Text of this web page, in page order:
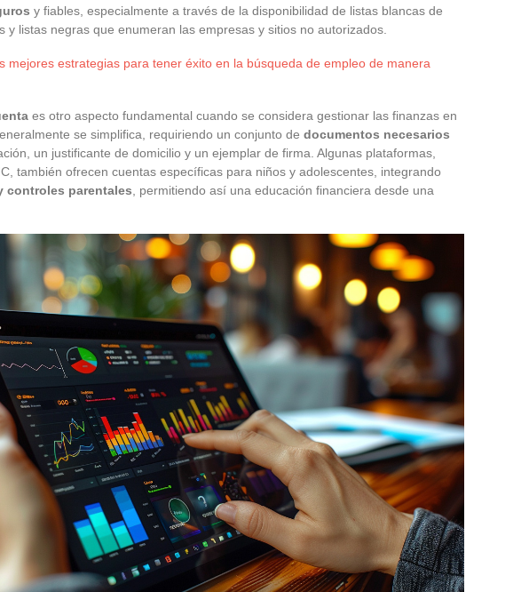
y fiables, especialmente a través de la disponibilidad de listas blancas de
y listas negras que enumeran las empresas y sitios no autorizados.
mejores estrategias para tener éxito en la búsqueda de empleo de manera
es otro aspecto fundamental cuando se considera gestionar las finanzas en
se simplifica, requiriendo un conjunto de documentos necesarios
un justificante de domicilio y un ejemplar de firma. Algunas plataformas,
también ofrecen cuentas específicas para niños y adolescentes, integrando
controles parentales , permitiendo así una educación financiera desde una